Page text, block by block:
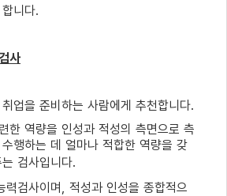
니다.
사
업을 준비하는 사람에게 추천합니다.
한 역량을 인성과 적성의 측면으로 측
행하는 데 얼마나 적합한 역량을 갖
검사입니다.
력검사이며 , 적성과 인성을 종합적으